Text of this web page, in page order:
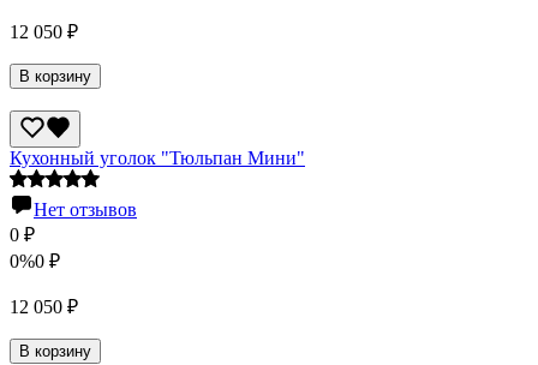
12 050 ₽
В корзину
Кухонный уголок "Тюльпан Мини"
Нет отзывов
0 ₽
0%0 ₽
12 050 ₽
В корзину